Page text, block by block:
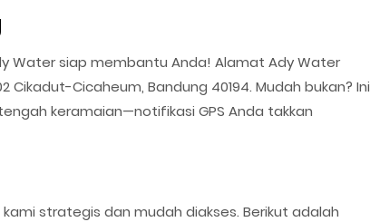
Water siap membantu Anda! Alamat Ady Water
Cikadut-Cicaheum, Bandung 40194. Mudah bukan? Ini
keramaian—notifikasi GPS Anda takkan
strategis dan mudah diakses. Berikut adalah